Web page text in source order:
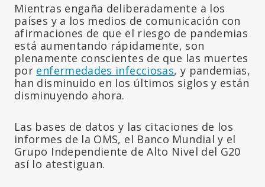
Mientras engaña deliberadamente a los
países y a los medios de comunicación con
afirmaciones de que el riesgo de pandemias
está aumentando rápidamente, son
plenamente conscientes de que las muertes
por enfermedades infecciosas, y pandemias,
han disminuido en los últimos siglos y están
disminuyendo ahora.
Las bases de datos y las citaciones de los
informes de la OMS, el Banco Mundial y el
Grupo Independiente de Alto Nivel del G20
así lo atestiguan.